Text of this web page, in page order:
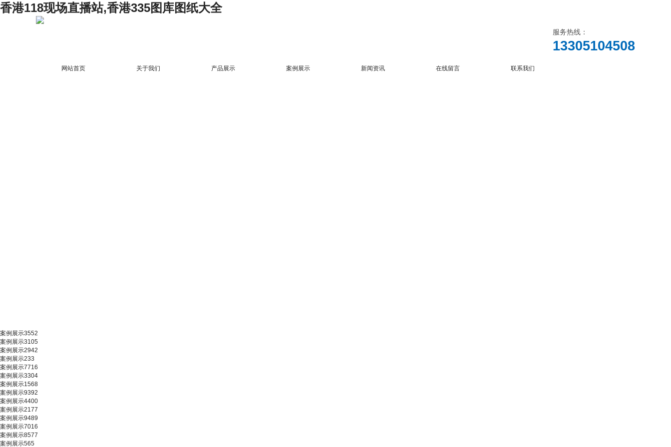
香港118现场直播站,香港335图库图纸大全
服务热线：
13305104508
网站首页 关于我们 产品展示 案例展示 新闻资讯 在线留言 联系我们
案例展示3552
案例展示3105
案例展示2942
案例展示233
案例展示7716
案例展示3304
案例展示1568
案例展示9392
案例展示4400
案例展示2177
案例展示9489
案例展示7016
案例展示8577
案例展示565